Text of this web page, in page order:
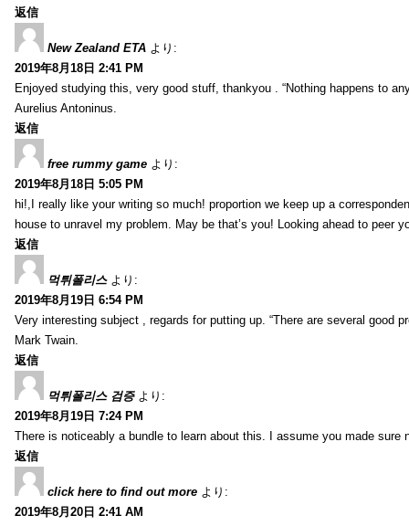
返信
New Zealand ETA より:
2019年8月18日 2:41 PM
Enjoyed studying this, very good stuff, thankyou . “Nothing happens to
Aurelius Antoninus.
返信
free rummy game より:
2019年8月18日 5:05 PM
hi!,I really like your writing so much! proportion we keep up a
house to unravel my problem. May be that’s you! Looking ahead to peer
返信
먹튀폴리스 より:
2019年8月19日 6:54 PM
Very interesting subject , regards for putting up. “There are several good
Mark Twain.
返信
먹튀폴리스 검증 より:
2019年8月19日 7:24 PM
There is noticeably a bundle to learn about this. I assume you made sure
返信
click here to find out more より:
2019年8月20日 2:41 AM